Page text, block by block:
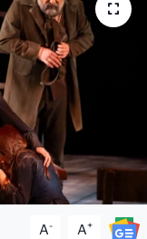
A- A+